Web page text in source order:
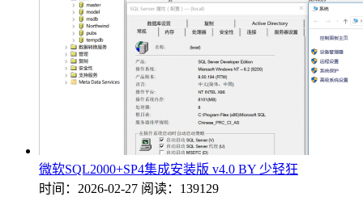
微软SQL2000+SP4集成安装版 v4.0 BY 少轻狂
时间：2026-02-27 阅读：139129